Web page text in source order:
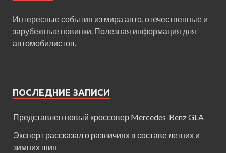
Интересные события из мира авто, отечественные и
зарубежные новинки. Полезная информация для
автомобилистов.
ПОСЛЕДНИЕ ЗАПИСИ
Представлен новый кроссовер Mercedes-Benz GLA
Эксперт рассказал о различиях в составе летних и
зимних шин